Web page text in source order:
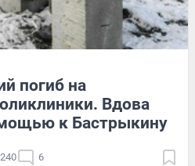
погиб на
Вдова
к Бастрыкину
6